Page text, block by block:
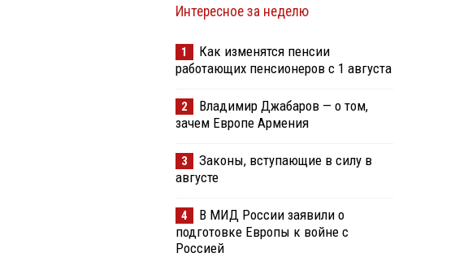
Интересное за неделю
1
Как изменятся пенсии
работающих пенсионеров с 1 августа
2
Владимир Джабаров — о том,
зачем Европе Армения
3
Законы, вступающие в силу в
августе
4
В МИД России заявили о
подготовке Европы к войне с
Россией